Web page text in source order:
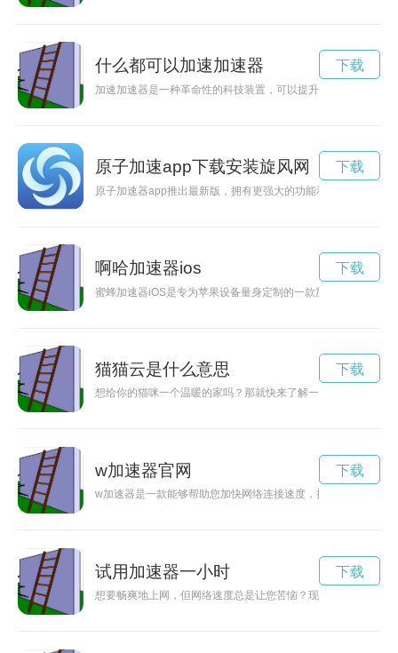
什么都可以加速加速器
加速加速器是一种革命性的科技装置，可以提升工作和生活效
下载
原子加速app下载安装旋风网
原子加速器app推出最新版，拥有更强大的功能和更流畅的用户
下载
啊哈加速器ios
蜜蜂加速器iOS是专为苹果设备量身定制的一款加速应用，它
下载
猫猫云是什么意思
想给你的猫咪一个温暖的家吗？那就快来了解一下“猫猫云.
下载
w加速器官网
w加速器是一款能够帮助您加快网络连接速度，提高网络效率
下载
试用加速器一小时
想要畅爽地上网，但网络速度总是让您苦恼？现在有机会免费
下载